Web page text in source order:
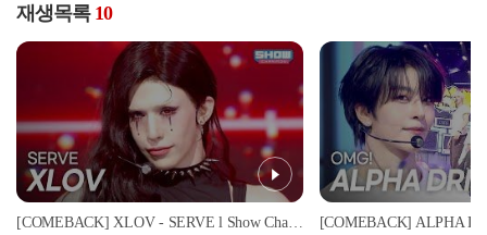
재생목록 10
[COMEBACK] XLOV - SERVE l Show Champion l EP.599 l 260603